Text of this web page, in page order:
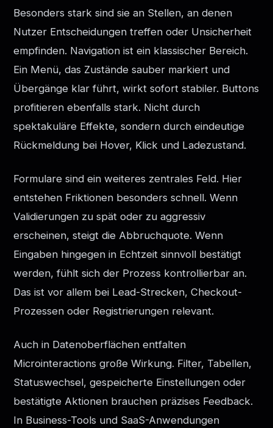
Besonders stark sind sie an Stellen, an denen
Nutzer Entscheidungen treffen oder Unsicherheit
empfinden. Navigation ist ein klassischer Bereich.
Ein Menü, das Zustände sauber markiert und
Übergänge klar führt, wirkt sofort stabiler. Buttons
profitieren ebenfalls stark. Nicht durch
spektakuläre Effekte, sondern durch eindeutige
Rückmeldung bei Hover, Klick und Ladezustand.
Formulare sind ein weiteres zentrales Feld. Hier
entstehen Friktionen besonders schnell. Wenn
Validierungen zu spät oder zu aggressiv
erscheinen, steigt die Abbruchquote. Wenn
Eingaben hingegen in Echtzeit sinnvoll bestätigt
werden, fühlt sich der Prozess kontrollierbar an.
Das ist vor allem bei Lead-Strecken, Checkout-
Prozessen oder Registrierungen relevant.
Auch in Datenoberflächen entfalten
Microinteractions große Wirkung. Filter, Tabellen,
Statuswechsel, gespeicherte Einstellungen oder
bestätigte Aktionen brauchen präzises Feedback.
In Business-Tools und SaaS-Anwendungen